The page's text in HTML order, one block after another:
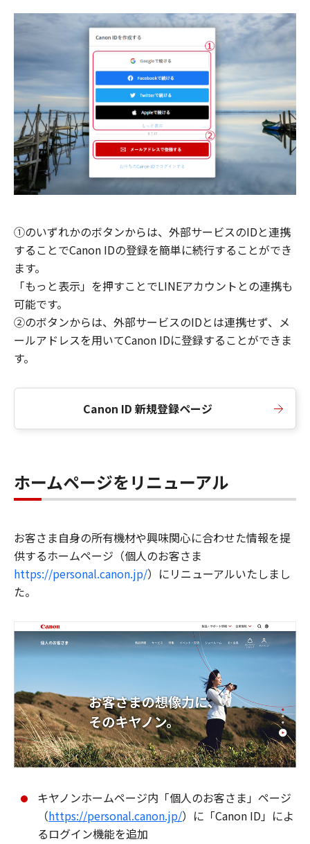
①のいずれかのボタンからは、外部サービスのIDと連携
することでCanon IDの登録を簡単に続行することができ
ます。
「もっと表示」を押すことでLINEアカウントとの連携も
可能です。
②のボタンからは、外部サービスのIDとは連携せず、メ
ールアドレスを用いてCanon IDに登録することができま
す。
Canon ID 新規登録ページ
ホームページをリニューアル
お客さま自身の所有機材や興味関心に合わせた情報を提
供するホームページ（個人のお客さま
https://personal.canon.jp/）にリニューアルいたしまし
た。
キヤノンホームページ内「個人のお客さま」ページ
（https://personal.canon.jp/）に「Canon ID」によ
るログイン機能を追加